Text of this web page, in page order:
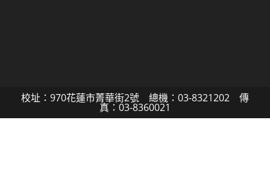
校址：970花蓮市菁華街2號 總機：03-8321202 傳
真：03-8360021